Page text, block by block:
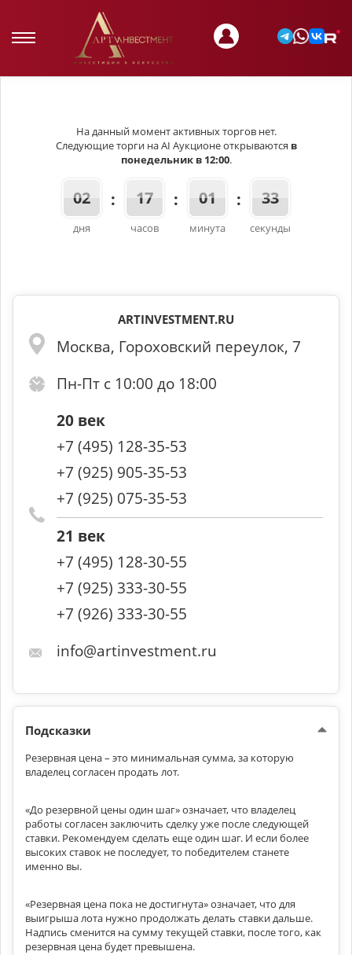
На данный момент активных торгов нет.
Следующие торги на AI Аукционе открываются в
понедельник в 12:00.
02
дня
17
часов
01
минута
33
секунды
Наши контактыARTINVESTMENT.RU
Москва, Гороховский переулок, 7
Пн-Пт с 10:00 до 18:00
20 век
+7 (495) 128-35-53
+7 (925) 905-35-53
+7 (925) 075-35-53
21 век
+7 (495) 128-30-55
+7 (925) 333-30-55
+7 (926) 333-30-55
info@artinvestment.ru
Подсказки
Резервная цена – это минимальная сумма, за которую
владелец согласен продать лот.
«До резервной цены один шаг» означает, что владелец
работы согласен заключить сделку уже после следующей
ставки. Рекомендуем сделать еще один шаг. И если более
высоких ставок не последует, то победителем станете
именно вы.
«Резервная цена пока не достигнута» означает, что для
выигрыша лота нужно продолжать делать ставки дальше.
Надпись сменится на сумму текущей ставки, после того, как
резервная цена будет превышена.